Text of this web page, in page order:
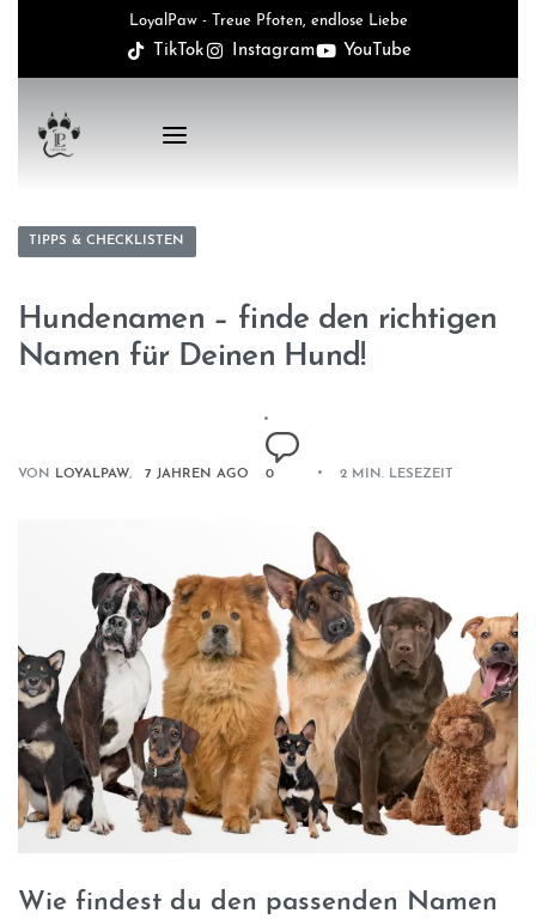
LoyalPaw - Treue Pfoten, endlose Liebe
TikTok Instagram YouTube
TIPPS & CHECKLISTEN
Hundenamen – finde den richtigen
Namen für Deinen Hund!
VON LOYALPAW 7 JAHREN AGO 0 2 MIN. LESEZEIT
Wie findest du den passenden Namen